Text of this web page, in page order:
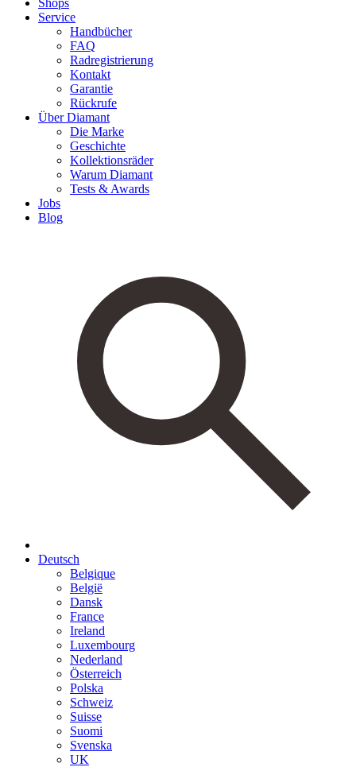
Service
Handbücher
FAQ
Radregistrierung
Kontakt
Garantie
Rückrufe
Über Diamant
Die Marke
Geschichte
Kollektionsräder
Warum Diamant
Tests & Awards
Jobs
Blog
Deutsch
Belgique
België
Dansk
France
Ireland
Luxembourg
Nederland
Österreich
Polska
Schweiz
Suisse
Suomi
Svenska
UK